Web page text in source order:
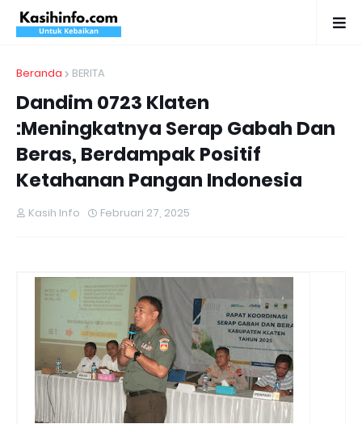
Beranda BERITA
Dandim 0723 Klaten
:Meningkatnya Serap Gabah Dan
Beras, Berdampak Positif
Ketahanan Pangan Indonesia
Kasih Info Februari 27, 2025